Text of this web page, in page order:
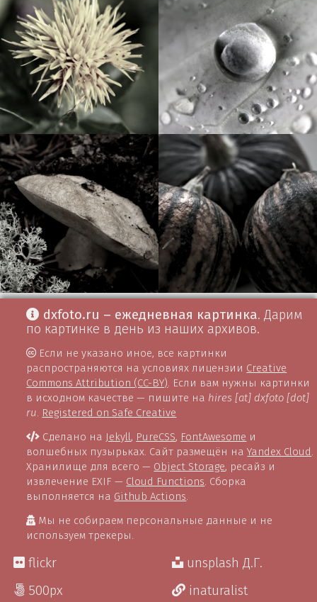
dxfoto.ru – ежедневная картинка. Дарим
по картинке в день из наших архивов.
Если не указано иное, все картинки
распространяются на условиях лицензии Creative
Commons Attribution (CC-BY). Если вам нужны картинки
в исходном качестве — пишите на hires [at] dxfoto [dot]
ru. Registered on Safe Creative
Сделано на Jekyll, PureCSS, FontAwesome и
волшебных пузырьках. Сайт размещён наYandex Cloud.
Хранилище для всего — Object Storage, ресайз и
извлечение EXIF — Cloud Functions. Сборка
выполняется на Github Actions.
Мы не собираем персональные данные и не
используем трекеры.
flickr
500px
unsplash Д.Г.
inaturalist